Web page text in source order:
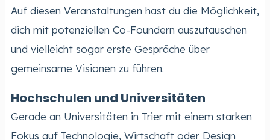
Auf diesen Veranstaltungen hast du die Möglichkeit,
dich mit potenziellen Co-Foundern auszutauschen
und vielleicht sogar erste Gespräche über
gemeinsame Visionen zu führen.
Hochschulen und Universitäten
Gerade an Universitäten in Trier mit einem starken
Fokus auf Technologie, Wirtschaft oder Design